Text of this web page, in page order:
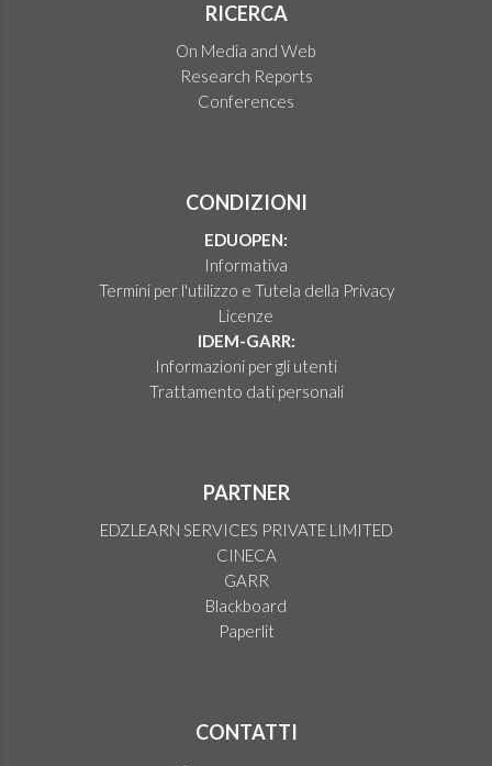
RICERCA
On Media and Web
Research Reports
Conferences
CONDIZIONI
EDUOPEN:
Informativa
Termini per l'utilizzo e Tutela della Privacy
Licenze
IDEM-GARR:
Informazioni per gli utenti
Trattamento dati personali
PARTNER
EDZLEARN SERVICES PRIVATE LIMITED
CINECA
GARR
Blackboard
Paperlit
CONTATTI